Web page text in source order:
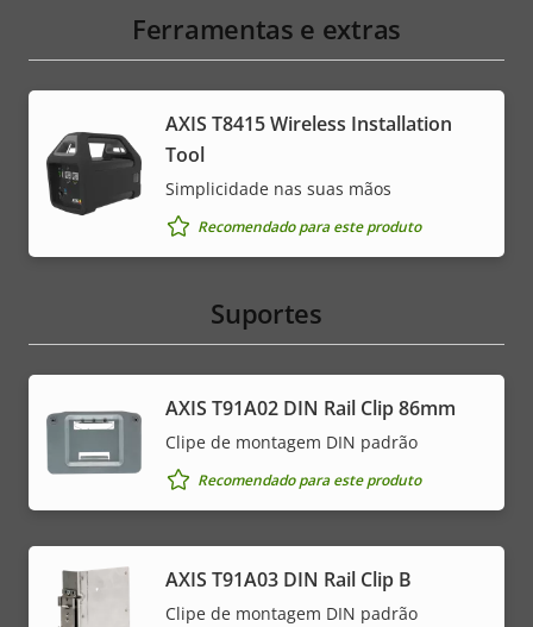
Ferramentas e extras
AXIS T8415 Wireless Installation
Tool
Simplicidade nas suas mãos
Recomendado para este produto
Suportes
AXIS T91A02 DIN Rail Clip 86mm
Clipe de montagem DIN padrão
Recomendado para este produto
AXIS T91A03 DIN Rail Clip B
Clipe de montagem DIN padrão